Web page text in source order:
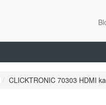
CLICKTRONIC 70303 HDMI